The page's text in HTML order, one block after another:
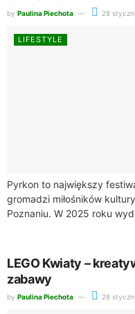
by Paulina Piechota 28
LIFESTYLE
Pyrkon to największy
gromadzi miłośników
Poznaniu. W 2025 roku
LEGO Kwiaty –
zabawy
by Paulina Piechota 28